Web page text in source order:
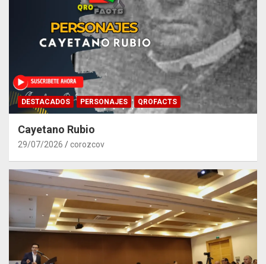
DESTACADOS PERSONAJES QROFACTS
Cayetano Rubio
29/07/2026 corozcov